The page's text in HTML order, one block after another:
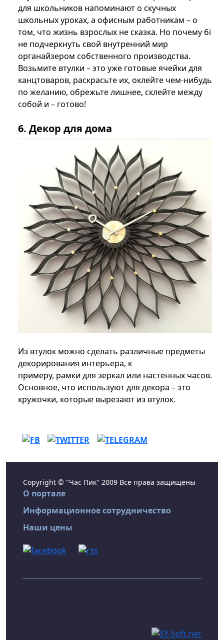
для школьников напоминают о скучных
школьных уроках, а офисным работникам – о
том, что жизнь взрослых не сказка. Но почему бі
не подчеркнуть свой внутренний мир
органайзером собственного производства.
Возьмите втулки – это уже готовые ячейки для
канцтоваров, раскрасьте их, оклейте чем-нибудь
по желанию, обрежьте лишнее, склейте между
собой и – готово!
6. Декор для дома
Из втулок можно сделать различные предметы
декорирования интерьера, к
примеру, рамки для зеркал или настенных часов.
Основное, что используют для декора – это
кружочки, которые вырезают из втулок.
Copyright © "Час Пик" 2009 Все права защищены
О портале
Информационное сотрудничество
Наши цены